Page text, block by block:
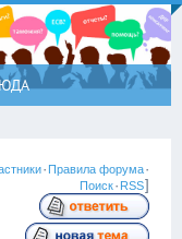
·Правила форума·
Поиск·RSS]